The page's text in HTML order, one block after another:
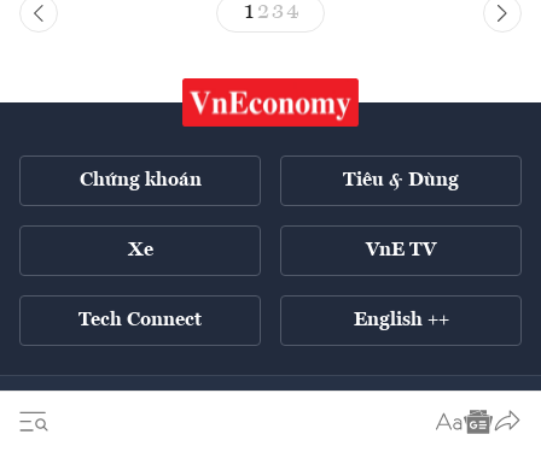
1 23 4
Chứng khoán Tiêu & Dùng
Xe VnE TV
Tech Connect English ++
Tất cả chuyên mục